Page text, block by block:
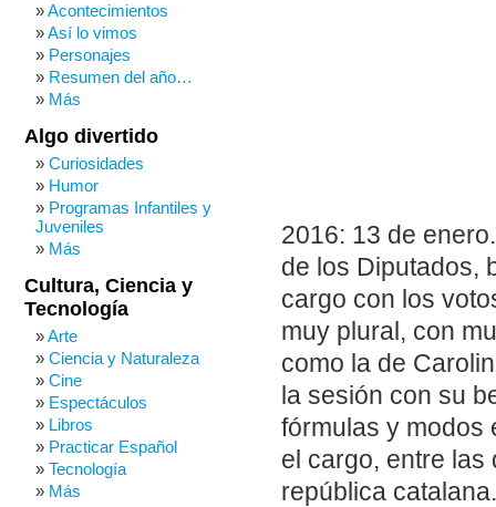
2016: 13 de
de los Diputados,
cargo con los
muy plural, con
como la de
la sesión con su
fórmulas y modos
el cargo, entre las
república
Acontecimientos
Así lo vimos
Personajes
Resumen del año…
Más
Algo divertido
Curiosidades
Humor
Programas Infantiles y
Juveniles
Más
Cultura, Ciencia y
Tecnología
Arte
Ciencia y Naturaleza
Cine
Espectáculos
Libros
Practicar Español
Tecnología
Más